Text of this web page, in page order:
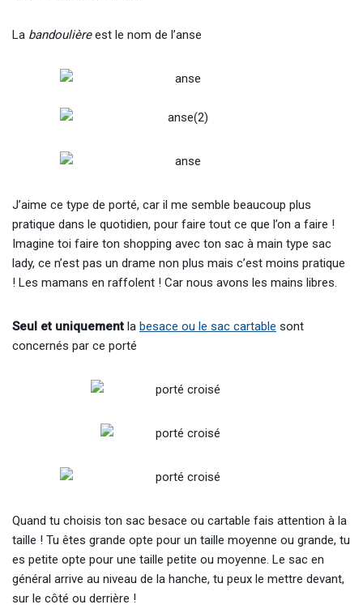
La bandoulièreest le nom de l’anse
J’aime ce type de porté, car il me semble beaucoup plus
pratique dans le quotidien, pour faire tout ce que l’on a faire !
Imagine toi faire ton shopping avec ton sac à main type sac
lady, ce n’est pas un drame non plus mais c’est moins pratique
! Les mamans en raffolent ! Car nous avons les mains libres.
Seul et uniquement la besace ou le sac cartable sont
concernés par ce porté
Quand tu choisis ton sac besace ou cartable fais attention à la
taille ! Tu êtes grande opte pour un taille moyenne ou grande, tu
es petite opte pour une taille petite ou moyenne. Le sac en
général arrive au niveau de la hanche, tu peux le mettre devant,
sur le côté ou derrière !